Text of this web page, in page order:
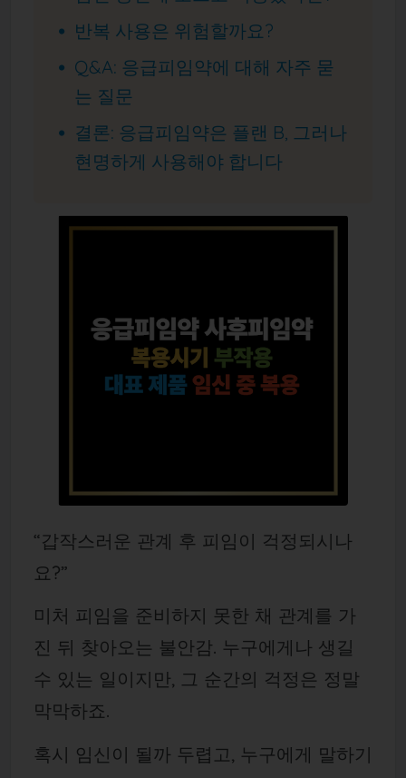
반복 사용은 위험할까요?
Q&A: 응급피임약에 대해 자주 묻
는 질문
결론: 응급피임약은 플랜 B, 그러나
현명하게 사용해야 합니다
“갑작스러운 관계 후 피임이 걱정되시나
요?”
미처 피임을 준비하지 못한 채 관계를 가
진 뒤 찾아오는 불안감. 누구에게나 생길
수 있는 일이지만, 그 순간의 걱정은 정말
막막하죠.
혹시 임신이 될까 두렵고, 누구에게 말하기